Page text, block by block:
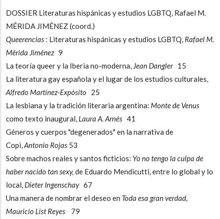
DOSSIER Literaturas hispánicas y estudios LGBTQ, Rafael M.
MÉRIDA JIMÉNEZ (coord.)
Queerencias : Literaturas hispánicas y estudios LGBTQ, Rafael M.
Mérida Jiménez9
La teoría queer y la Iberia no-moderna, Jean Dangler15
La literatura gay española y el lugar de los estudios culturales,
Alfredo Martínez-Expósito 25
La lesbiana y la tradición literaria argentina: Monte de Venus
como texto inaugural, Laura A. Arnés 41
Géneros y cuerpos "degenerados" en la narrativa de
Copi,Antonio Rojas 53
Sobre machos reales y santos ficticios: Yo no tengo la culpa de
haber nacido tan sexy, de Eduardo Mendicutti, entre lo global y lo
local, Dieter Ingenschay67
Una manera de nombrar el deseo en Toda esa gran verdad,
Mauricio List Reyes 79